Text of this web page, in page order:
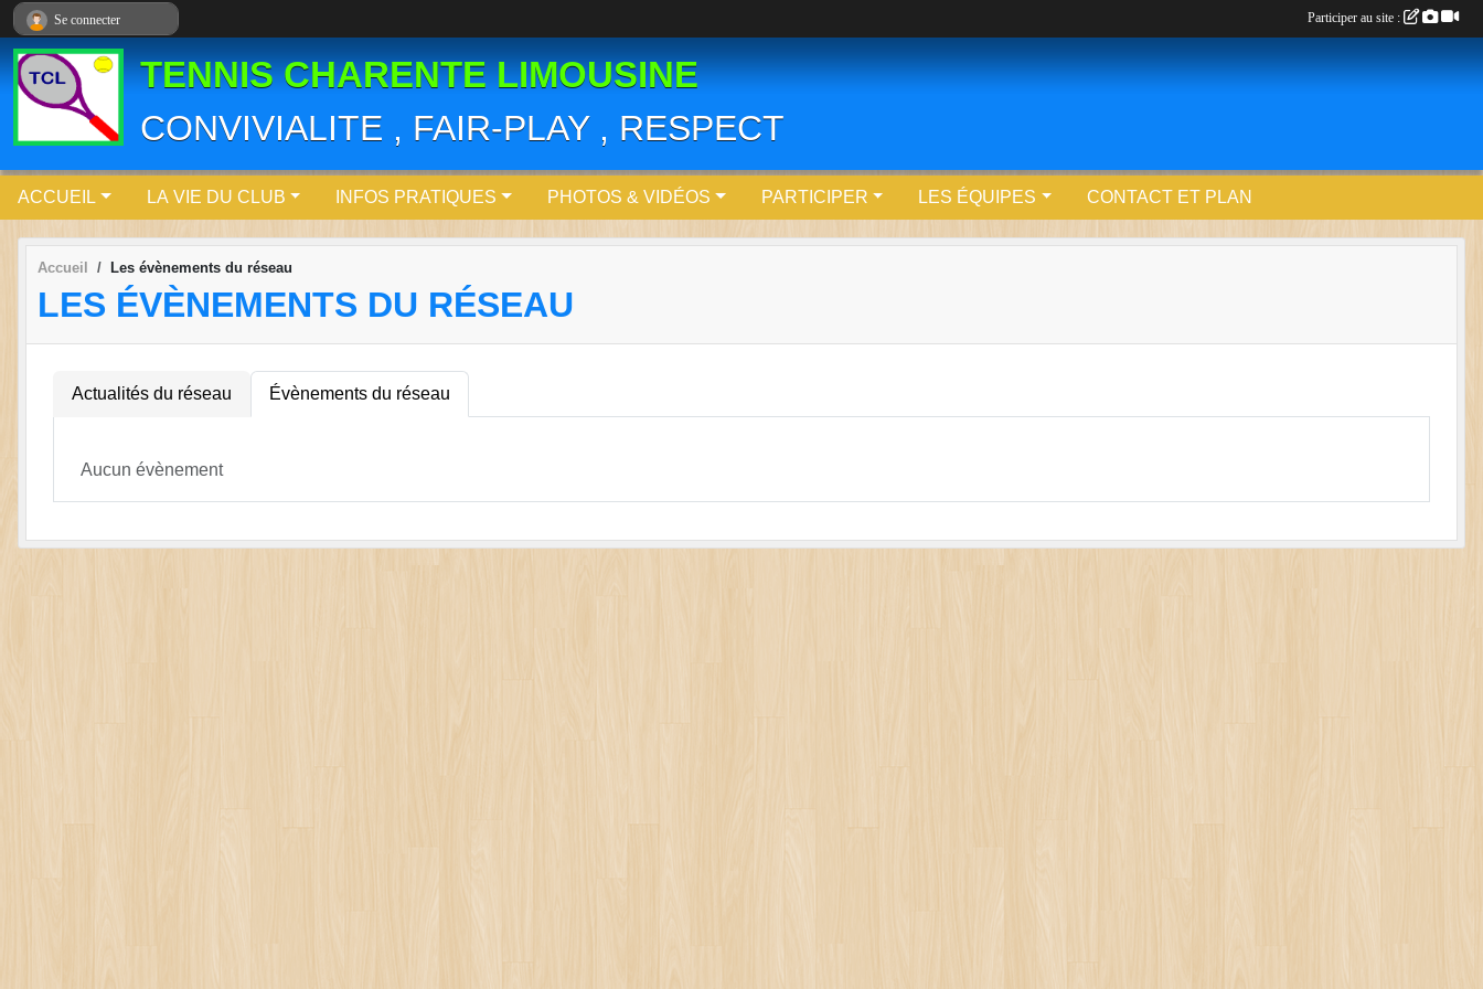
TENNIS CHARENTE LIMOUSINE
CONVIVIALITE , FAIR-PLAY , RESPECT
ACCUEIL LA VIE DU CLUB INFOS PRATIQUES PHOTOS & VIDÉOS PARTICIPER LES ÉQUIPES CONTACT ET PLAN
Accueil Les évènements du réseau
LES ÉVÈNEMENTS DU RÉSEAU
Actualités du réseau Évènements du réseau
Aucun évènement
Se connecter Participer au site :
Panneau de gestion des cookies